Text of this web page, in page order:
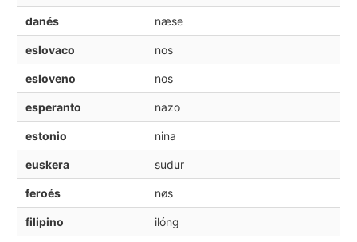
danés næse
eslovaco nos
esloveno nos
esperanto nazo
estonio nina
euskera sudur
feroés nøs
filipino ilóng